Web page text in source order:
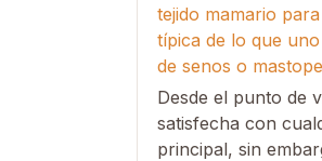
tejido mamario
típica de lo que
de senos o
Desde el punto de
satisfecha con
principal, sin